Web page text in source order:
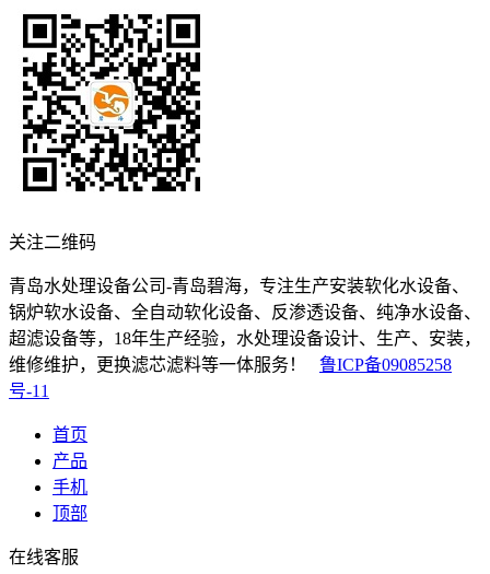
关注二维码
青岛水处理设备公司-青岛碧海，专注生产安装软化水设备、
锅炉软水设备、全自动软化设备、反渗透设备、纯净水设备、
超滤设备等，18年生产经验，水处理设备设计、生产、安装，
维修维护，更换滤芯滤料等一体服务！ 鲁ICP备09085258
号-11
首页
产品
手机
顶部
在线客服